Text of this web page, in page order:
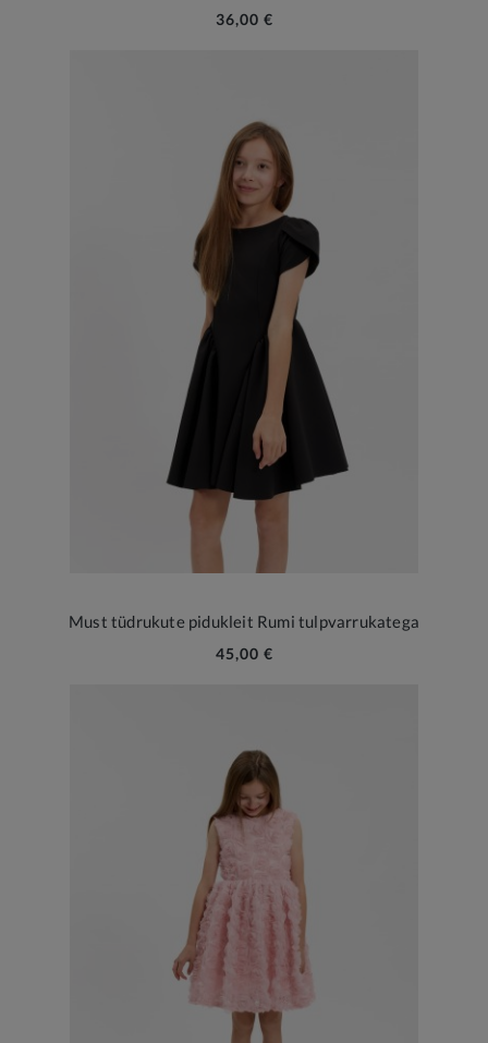
36,00 €
Must tüdrukute pidukleit Rumi tulpvarrukatega
45,00 €